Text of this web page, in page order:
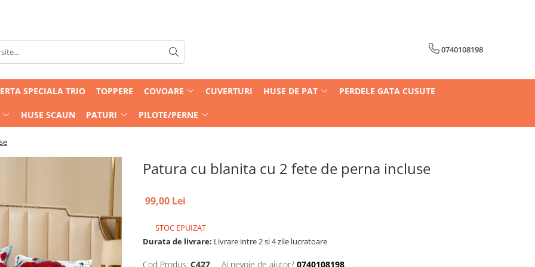
0740108198
SPECIALA TRIO TOPPERE COVOARE CUVERTURI HUSE DE PAT PERDELE GATA CUSUTE
HUSE SCAUN PATURI PILOTE/PERNE
Patura cu blanita cu 2 fete de perna incluse
99,00 Lei
STOC EPUIZAT
Durata de livrare: Livrare intre 2 si 4 zile lucratoare
Cod Produs: C427 Ai nevoie de ajutor? 0740108198